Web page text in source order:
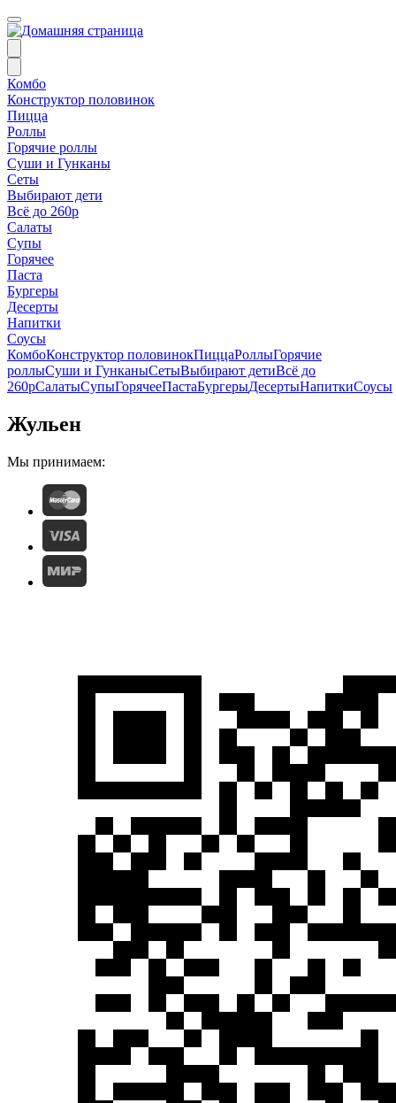
Комбо
Конструктор половинок
Пицца
Роллы
Горячие роллы
Суши и Гунканы
Сеты
Выбирают дети
Всё до 260р
Салаты
Супы
Горячее
Паста
Бургеры
Десерты
Напитки
Соусы
КомбоКонструктор половинокПиццаРоллыГорячие
роллыСуши и ГунканыСетыВыбирают детиВсё до
260рСалатыСупыГорячееПастаБургерыДесертыНапиткиСоусы
Жульен
Мы принимаем: